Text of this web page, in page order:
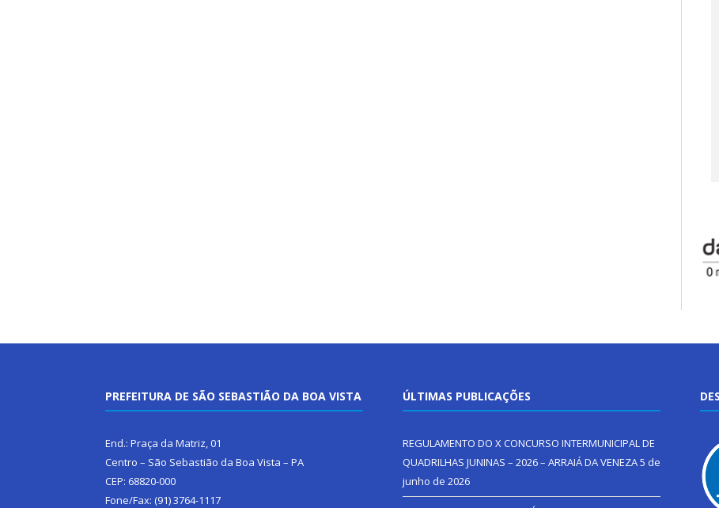
PREFEITURA DE SÃO SEBASTIÃO DA BOA VISTA
End.: Praça da Matriz, 01
Centro – São Sebastião da Boa Vista – PA
CEP: 68820-000
Fone/Fax: (91) 3764-1117
ÚLTIMAS PUBLICAÇÕES
REGULAMENTO DO X CONCURSO INTERMUNICIPAL DE
QUADRILHAS JUNINAS – 2026 – ARRAIÁ DA VENEZA5 de
junho de 2026